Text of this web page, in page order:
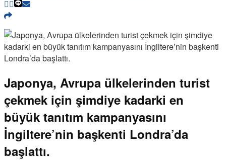
Japonya, Avrupa ülkelerinden turist
çekmek için şimdiye kadarki en
büyük tanıtım kampanyasını
İngiltere’nin başkenti Londra’da
başlattı.